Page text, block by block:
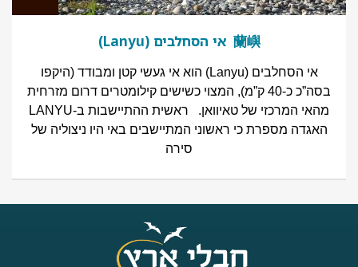
蘭嶼 אי הסחלבים (Lanyu)
אי הסחלבים (Lanyu) הוא אי געשי קטן ומבודד (היקפו
בסה”כ כ-40 ק”מ), המצוי כשישים קילומטרים דרום מזרחית
מהאי המרכזי של טאיוואן. ראשית ההתיישבות ב-LANYU
האגדה מספרת כי ראשוני המתיישבים באי היו ניצוליה של
סירה